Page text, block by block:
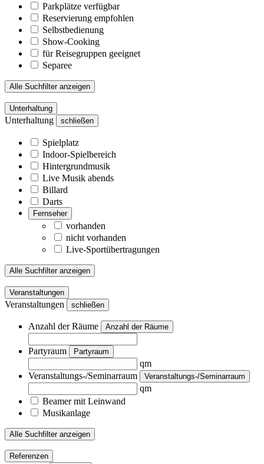
Parkplätze verfügbar
Reservierung empfohlen
Selbstbedienung
Show-Cooking
für Reisegruppen geeignet
Separee
Alle Suchfilter anzeigen
Unterhaltung
Unterhaltung schließen
Spielplatz
Indoor-Spielbereich
Hintergrundmusik
Live Musik abends
Billard
Darts
Fernseher
vorhanden
nicht vorhanden
Live-Sportübertragungen
Alle Suchfilter anzeigen
Veranstaltungen
Veranstaltungen schließen
Anzahl der Räume Anzahl der Räume
Partyraum Partyraum
qm
Veranstaltungs-/Seminarraum
Veranstaltungs-/Seminarraum
qm
Beamer mit Leinwand
Musikanlage
Alle Suchfilter anzeigen
Referenzen